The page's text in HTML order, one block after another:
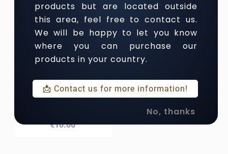
ABK6 LES BULLES -
Brut Prestige - Vin
€10.00
products but are located outside
this area, feel free to contact us.
We will be happy to let you know
where you can purchase our
products in your country.
No, thanks
📩 Contact us for more information!